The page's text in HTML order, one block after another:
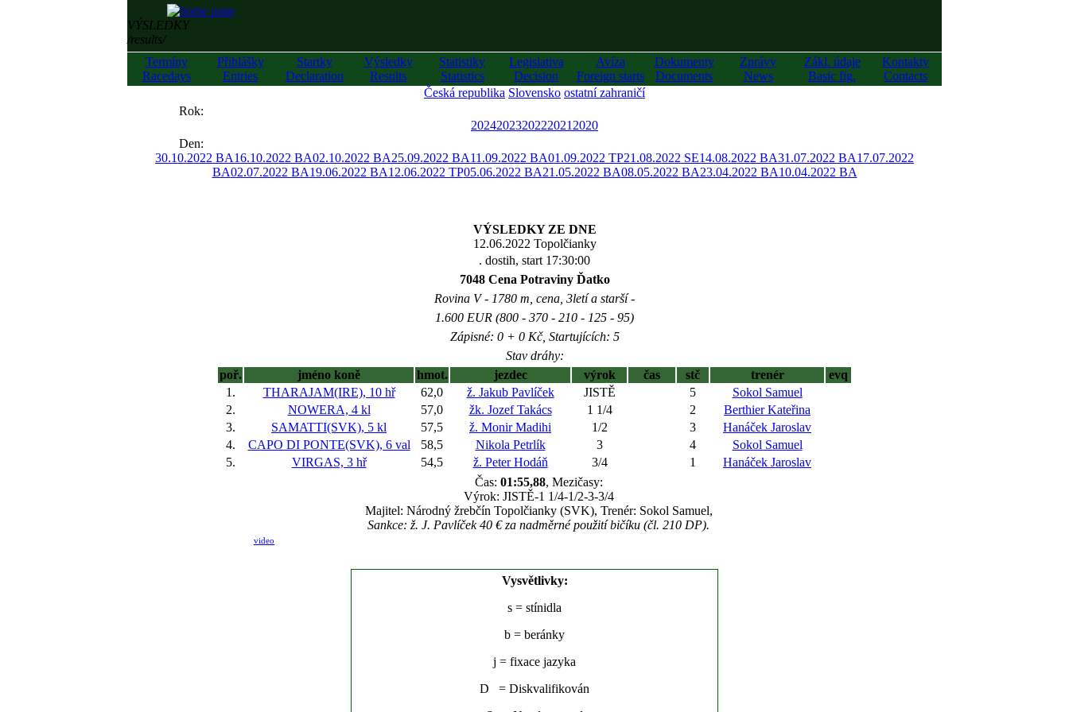
VÝSLEDKY
/results/
Termíny
Racedays
Přihlášky
Entries
Startky
Declaration
Výsledky
Results
Statistiky
Statistics
Legislativa
Decision
Avíza
Foreign starts
Dokumenty
Documents
Zprávy
News
Zákl. údaje
Basic fig.
Kontakty
Contacts
Česká republika Slovensko ostatní zahraničí
Rok:
2024202320222021 2020
Den:
30.10.2022 BA16.10.2022 BA02.10.2022 BA25.09.2022 BA11.09.2022 BA01.09.2022 TP21.08.2022 SE14.08.2022 BA31.07.2022 BA17.07.2022
BA02.07.2022 BA19.06.2022 BA12.06.2022 TP05.06.2022 BA21.05.2022 BA08.05.2022 BA23.04.2022 BA10.04.2022 BA
VÝSLEDKY ZE DNE
12.06.2022 Topolčianky
. dostih, start 17:30:00
7048 Cena Potraviny Ďatko
Rovina V - 1780 m, cena, 3letí a starší -
1.600 EUR (800 - 370 - 210 - 125 - 95)
Zápisné: 0 + 0 Kč, Startujících: 5
Stav dráhy:
poř.
jméno koně hmot. jezdec výrok čas stč trenér
evq
1.
THARAJAM(IRE), 10 hř 62,0 ž. Jakub Pavlíček JISTĚ 5
Sokol Samuel
2.
NOWERA, 4 kl 57,0 žk. Jozef Takács 1 1/4 2
Berthier Kateřina
3.
SAMATTI(SVK), 5 kl 57,5 ž. Monir Madihi 1/2 3
Hanáček Jaroslav
4.
CAPO DI PONTE(SVK), 6 val 58,5 Nikola Petrlík 3 4
Sokol Samuel
5.
VIRGAS, 3 hř 54,5 ž. Peter Hodáň 3/4 1
Hanáček Jaroslav
Čas: 01:55,88, Mezičasy:
Výrok: JISTĚ-1 1/4-1/2-3-3/4
Majitel: Národný žrebčín Topolčianky (SVK), Trenér: Sokol Samuel,
Sankce: ž. J. Pavlíček 40 € za nadměrné použití bičíku (čl. 210 DP).
video
Vysvětlivky:
s = stínidla
b = beránky
j = fixace jazyka
D = Diskvalifikován